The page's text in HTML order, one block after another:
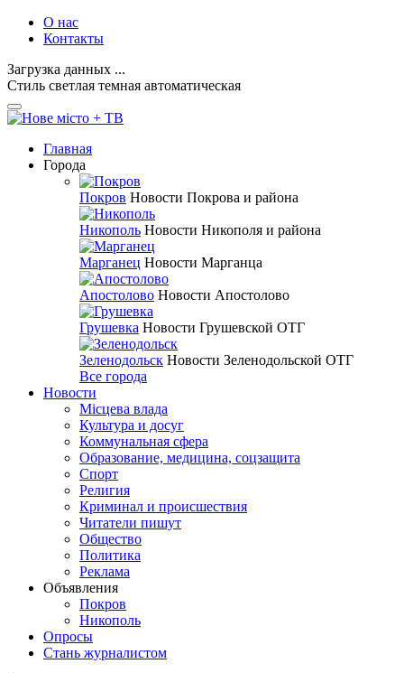
О нас
Контакты
Загрузка данных ...
Стиль светлая темная автоматическая
Главная
Города
Покров Новости Покрова и района
Никополь Новости Никополя и района
Марганец Новости Марганца
Апостолово Новости Апостолово
Грушевка Новости Грушевской ОТГ
Зеленодольск Новости Зеленодольской ОТГ
Все города
Новости
Місцева влада
Культура и досуг
Коммунальная сфера
Образование, медицина, соцзащита
Спорт
Религия
Криминал и происшествия
Читатели пишут
Общество
Политика
Реклама
Объявления
Покров
Никополь
Опросы
Стань журналистом